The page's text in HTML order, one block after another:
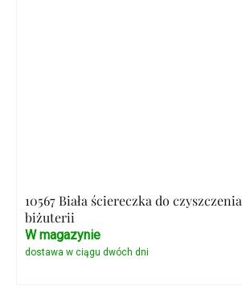
10567 Biała ściereczka do czyszczenia
biżuterii
W magazynie